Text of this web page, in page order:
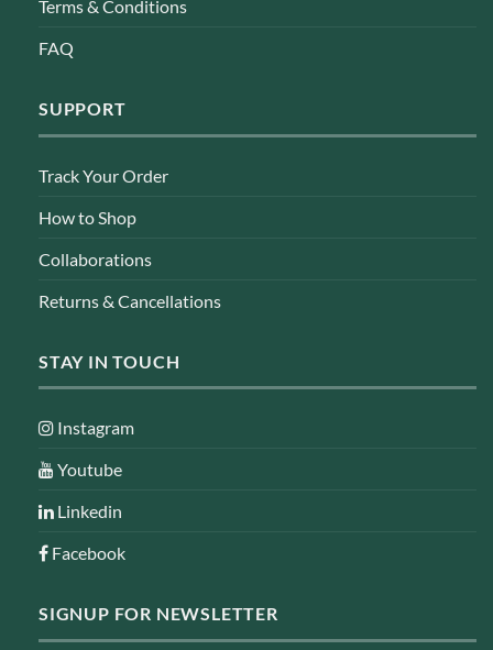
Terms & Conditions
FAQ
SUPPORT
Track Your Order
How to Shop
Collaborations
Returns & Cancellations
STAY IN TOUCH
Instagram
Youtube
Linkedin
Facebook
SIGNUP FOR NEWSLETTER